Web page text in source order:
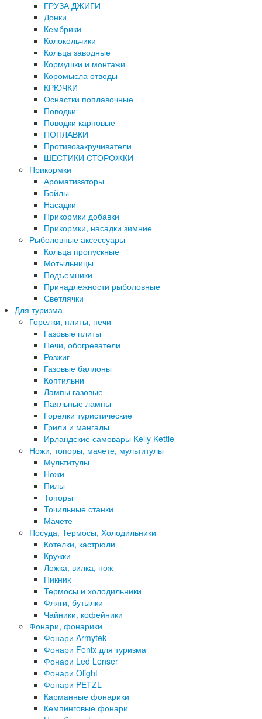
ГРУЗА ДЖИГИ
Донки
Кембрики
Колокольчики
Кольца заводные
Кормушки и монтажи
Коромысла отводы
КРЮЧКИ
Оснастки поплавочные
Поводки
Поводки карповые
ПОПЛАВКИ
Противозакручиватели
ШЕСТИКИ СТОРОЖКИ
Прикормки
Ароматизаторы
Бойлы
Насадки
Прикормки добавки
Прикормки, насадки зимние
Рыболовные аксессуары
Кольца пропускные
Мотыльницы
Подъемники
Принадлежности рыболовные
Светлячки
Для туризма
Горелки, плиты, печи
Газовые плиты
Печи, обогреватели
Розжиг
Газовые баллоны
Коптильни
Лампы газовые
Паяльные лампы
Горелки туристические
Грили и мангалы
Ирландские самовары Kelly Kettle
Ножи, топоры, мачете, мультитулы
Мультитулы
Ножи
Пилы
Топоры
Точильные станки
Мачете
Посуда, Термосы, Холодильники
Котелки, кастрюли
Кружки
Ложка, вилка, нож
Пикник
Термосы и холодильники
Фляги, бутылки
Чайники, кофейники
Фонари, фонарики
Фонари Armytek
Фонари Fenix для туризма
Фонари Led Lenser
Фонари Olight
Фонари PETZL
Карманные фонарики
Кемпинговые фонари